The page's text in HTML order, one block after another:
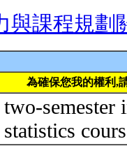
與課程規劃
為確保您我的權利,
semester
statistics